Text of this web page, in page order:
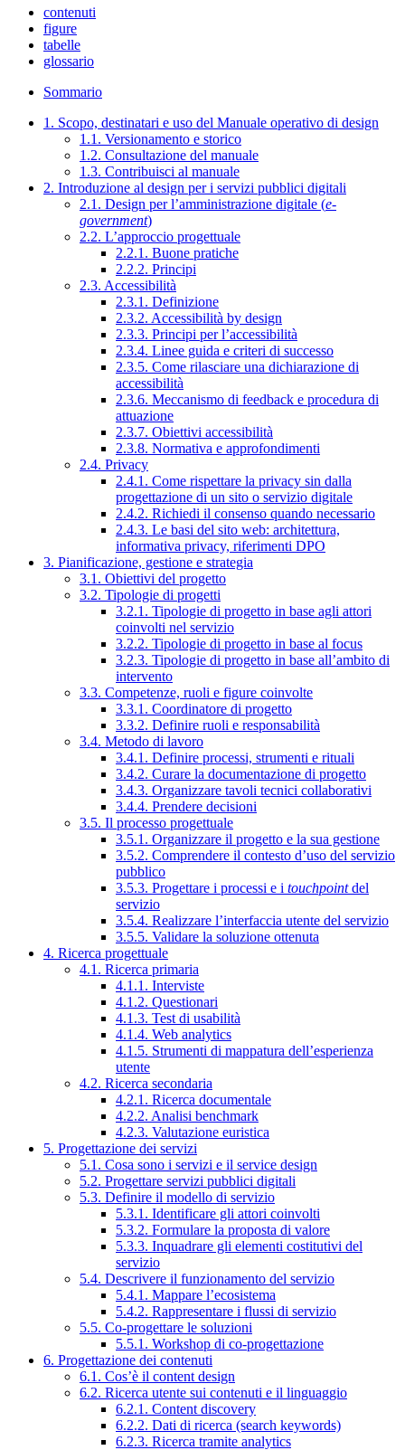
contenuti
figure
tabelle
glossario
Sommario
1. Scopo, destinatari e uso del Manuale operativo di design
1.1. Versionamento e storico
1.2. Consultazione del manuale
1.3. Contribuisci al manuale
2. Introduzione al design per i servizi pubblici digitali
2.1. Design per l’amministrazione digitale (e-
government)
2.2. L’approccio progettuale
2.2.1. Buone pratiche
2.2.2. Principi
2.3. Accessibilità
2.3.1. Definizione
2.3.2. Accessibilità by design
2.3.3. Principi per l’accessibilità
2.3.4. Linee guida e criteri di successo
2.3.5. Come rilasciare una dichiarazione di
accessibilità
2.3.6. Meccanismo di feedback e procedura di
attuazione
2.3.7. Obiettivi accessibilità
2.3.8. Normativa e approfondimenti
2.4. Privacy
2.4.1. Come rispettare la privacy sin dalla
progettazione di un sito o servizio digitale
2.4.2. Richiedi il consenso quando necessario
2.4.3. Le basi del sito web: architettura,
informativa privacy, riferimenti DPO
3. Pianificazione, gestione e strategia
3.1. Obiettivi del progetto
3.2. Tipologie di progetti
3.2.1. Tipologie di progetto in base agli attori
coinvolti nel servizio
3.2.2. Tipologie di progetto in base al focus
3.2.3. Tipologie di progetto in base all’ambito di
intervento
3.3. Competenze, ruoli e figure coinvolte
3.3.1. Coordinatore di progetto
3.3.2. Definire ruoli e responsabilità
3.4. Metodo di lavoro
3.4.1. Definire processi, strumenti e rituali
3.4.2. Curare la documentazione di progetto
3.4.3. Organizzare tavoli tecnici collaborativi
3.4.4. Prendere decisioni
3.5. Il processo progettuale
3.5.1. Organizzare il progetto e la sua gestione
3.5.2. Comprendere il contesto d’uso del servizio
pubblico
3.5.3. Progettare i processi e i touchpointdel
servizio
3.5.4. Realizzare l’interfaccia utente del servizio
3.5.5. Validare la soluzione ottenuta
4. Ricerca progettuale
4.1. Ricerca primaria
4.1.1. Interviste
4.1.2. Questionari
4.1.3. Test di usabilità
4.1.4. Web analytics
4.1.5. Strumenti di mappatura dell’esperienza
utente
4.2. Ricerca secondaria
4.2.1. Ricerca documentale
4.2.2. Analisi benchmark
4.2.3. Valutazione euristica
5. Progettazione dei servizi
5.1. Cosa sono i servizi e il service design
5.2. Progettare servizi pubblici digitali
5.3. Definire il modello di servizio
5.3.1. Identificare gli attori coinvolti
5.3.2. Formulare la proposta di valore
5.3.3. Inquadrare gli elementi costitutivi del
servizio
5.4. Descrivere il funzionamento del servizio
5.4.1. Mappare l’ecosistema
5.4.2. Rappresentare i flussi di servizio
5.5. Co-progettare le soluzioni
5.5.1. Workshop di co-progettazione
6. Progettazione dei contenuti
6.1. Cos’è il content design
6.2. Ricerca utente sui contenuti e il linguaggio
6.2.1. Content discovery
6.2.2. Dati di ricerca (search keywords)
6.2.3. Ricerca tramite analytics